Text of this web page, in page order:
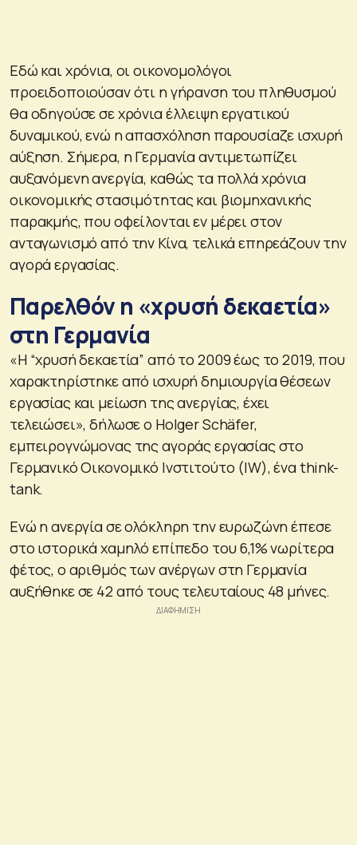
Εδώ και χρόνια, οι οικονομολόγοι
προειδοποιούσαν ότι η γήρανση του πληθυσμού
θα οδηγούσε σε χρόνια έλλειψη εργατικού
δυναμικού, ενώ η απασχόληση παρουσίαζε ισχυρή
αύξηση. Σήμερα, η Γερμανία αντιμετωπίζει
αυξανόμενη ανεργία, καθώς τα πολλά χρόνια
οικονομικής στασιμότητας και βιομηχανικής
παρακμής, που οφείλονται εν μέρει στον
ανταγωνισμό από την Κίνα, τελικά επηρεάζουν την
αγορά εργασίας.
Παρελθόν η «χρυσή δεκαετία»
στη Γερμανία
«Η “χρυσή δεκαετία” από το 2009 έως το 2019, που
χαρακτηρίστηκε από ισχυρή δημιουργία θέσεων
εργασίας και μείωση της ανεργίας, έχει
τελειώσει», δήλωσε ο Holger Schäfer,
εμπειρογνώμονας της αγοράς εργασίας στο
Γερμανικό Οικονομικό Ινστιτούτο (IW), ένα think-
tank.
Ενώ η ανεργία σε ολόκληρη την ευρωζώνη έπεσε
στο ιστορικά χαμηλό επίπεδο του 6,1% νωρίτερα
φέτος, ο αριθμός των ανέργων στη Γερμανία
αυξήθηκε σε 42 από τους τελευταίους 48 μήνες.